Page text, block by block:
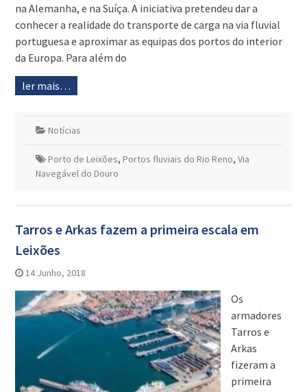
na Alemanha, e na Suíça. A iniciativa pretendeu dar a
conhecer a realidade do transporte de carga na via fluvial
portuguesa e aproximar as equipas dos portos do interior
da Europa. Para além do
ler mais…
Notícias
Porto de Leixões, Portos fluviais do Rio Reno, Via
Navegável do Douro
Tarros e Arkas fazem a primeira escala em
Leixões
14 Junho, 2018
Os
armadores
Tarros e
Arkas
fizeram a
primeira